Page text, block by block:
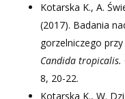
Kotarska K., A.
(2017). Badania
gorzelniczego
Candida tropicalis.
8, 20-22.
Kotarska K., W.